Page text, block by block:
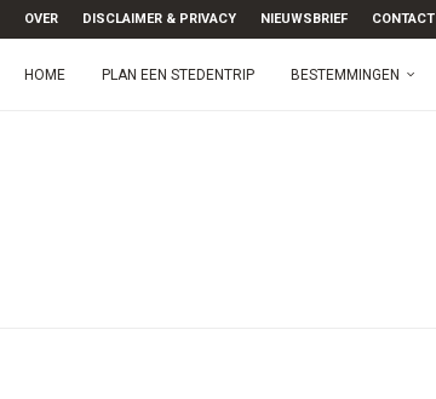
OVER DISCLAIMER & PRIVACY NIEUWSBRIEF CONTACT
HOME PLAN EEN STEDENTRIP BESTEMMINGEN